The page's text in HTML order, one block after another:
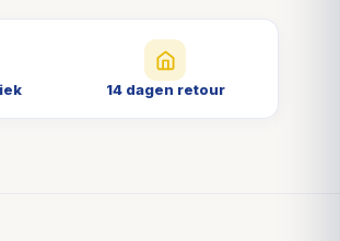
14 dagen retour